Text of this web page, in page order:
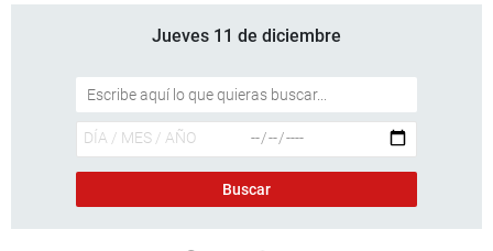
Jueves 11 de diciembre